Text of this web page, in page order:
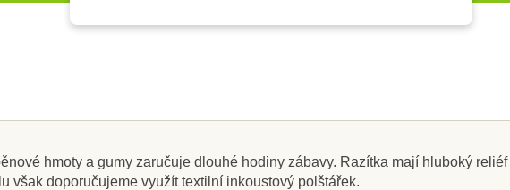
hmoty a gumy zaručuje dlouhé hodiny zábavy. Razítka mají hluboký
však doporučujeme využít textilní inkoustový polštářek.